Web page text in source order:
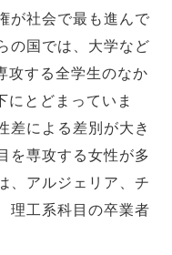
が社会で最も進んで
の国では、大学など
攻する全学生のなか
にとどまっていま
差による差別が大き
を専攻する女性が多
、アルジェリア、チ
理工系科目の卒業者